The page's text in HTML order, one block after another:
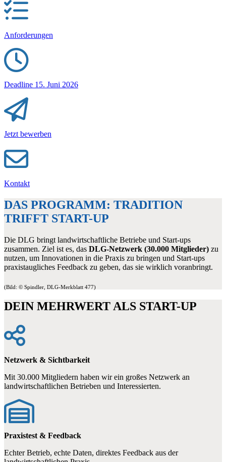
Anforderungen
Deadline 15. Juni 2026
Jetzt bewerben
Kontakt
DAS PROGRAMM: TRADITION
TRIFFT START-UP
Die DLG bringt landwirtschaftliche Betriebe und Start-ups
zusammen. Ziel ist es, das DLG-Netzwerk (30.000 Mitglieder) zu
nutzen, um Innovationen in die Praxis zu bringen und Start-ups
praxistaugliches Feedback zu geben, das sie wirklich voranbringt.
(Bild: © Spindler, DLG-Merkblatt 477)
DEIN MEHRWERT ALS START-UP
Netzwerk & Sichtbarkeit
Mit 30.000 Mitgliedern haben wir ein großes Netzwerk an
landwirtschaftlichen Betrieben und Interessierten.
Praxistest & Feedback
Echter Betrieb, echte Daten, direktes Feedback aus der